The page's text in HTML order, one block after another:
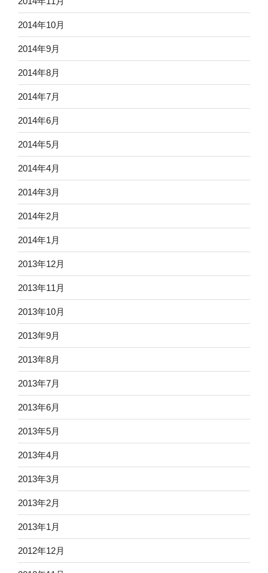
2014年10月
2014年9月
2014年8月
2014年7月
2014年6月
2014年5月
2014年4月
2014年3月
2014年2月
2014年1月
2013年12月
2013年11月
2013年10月
2013年9月
2013年8月
2013年7月
2013年6月
2013年5月
2013年4月
2013年3月
2013年2月
2013年1月
2012年12月